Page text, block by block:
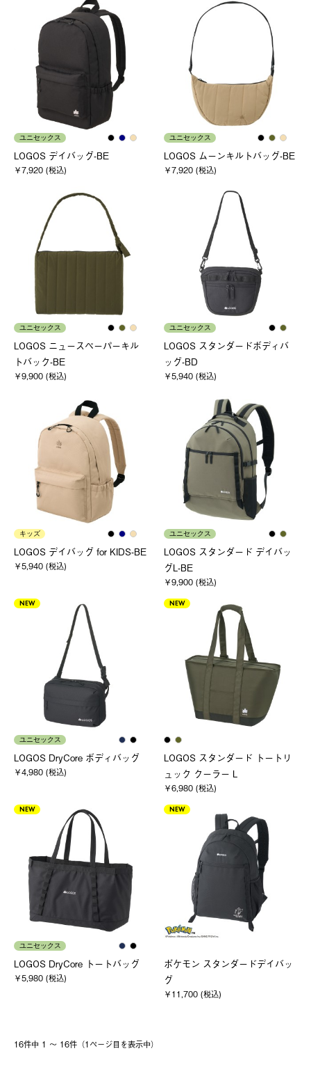
ユニセックス
LOGOS デイバッグ-BE
￥7,920 (税込)
ユニセックス
LOGOS ムーンキルトバッグ-BE
￥7,920 (税込)
ユニセックス
LOGOS ニュースペーパーキル
トバック-BE
￥9,900 (税込)
ユニセックス
LOGOS スタンダードボディバ
ッグ-BD
￥5,940 (税込)
キッズ
LOGOS デイバッグ for KIDS-BE
￥5,940 (税込)
ユニセックス
LOGOS スタンダード デイバッ
グL-BE
￥9,900 (税込)
NEW
ユニセックス
LOGOS DryCore ボディバッグ
￥4,980 (税込)
NEW
LOGOS スタンダード トートリ
ュック クーラー L
￥6,980 (税込)
NEW
ユニセックス
LOGOS DryCore トートバッグ
￥5,980 (税込)
NEW
ポケモン スタンダードデイバッ
グ
￥11,700 (税込)
16件中 1 〜 16件（1ページ⽬を表⽰中）